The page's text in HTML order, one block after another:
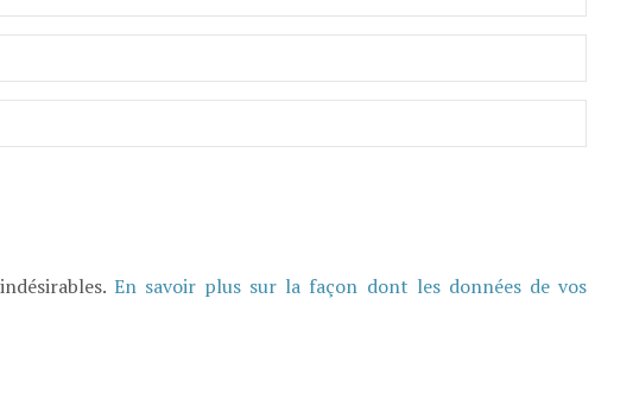
En savoir plus sur la façon dont les données de vos